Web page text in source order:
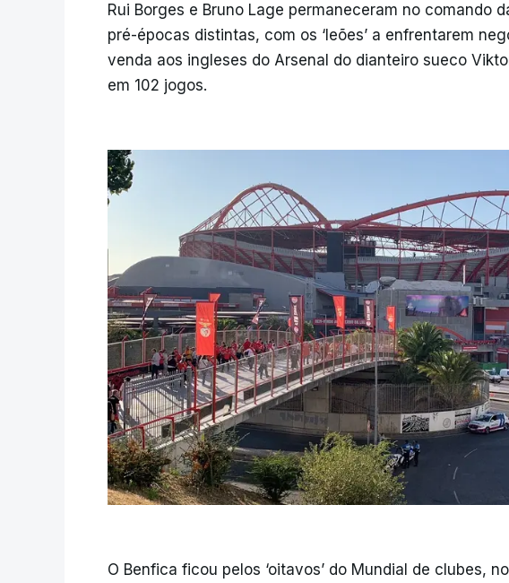
Rui Borges e Bruno Lage permaneceram no comando
pré-épocas distintas, com os ‘leões’ a enfrentarem
venda aos ingleses do Arsenal do dianteiro sueco
em 102 jogos.
O Benfica ficou pelos ‘oitavos’ do Mundial de clubes,